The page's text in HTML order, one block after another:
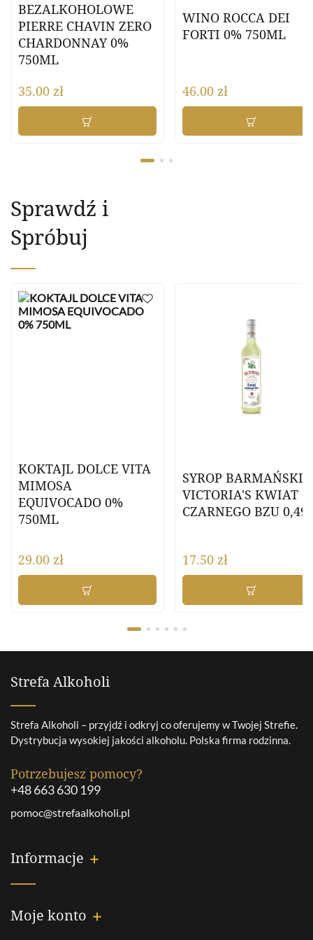
BEZALKOHOLOWE
PIERRE CHAVIN ZERO
CHARDONNAY 0%
750ML
35.00 zł
WINO ROCCA DEI
FORTI 0% 750ML
46.00 zł
Sprawdź i
Spróbuj
KOKTAJL DOLCE VITA
MIMOSA
EQUIVOCADO 0%
750ML
29.00 zł
SYROP BARMAŃSKI
VICTORIA'S KWIAT
CZARNEGO BZU
17.50 zł
Strefa Alkoholi
Strefa Alkoholi – przyjdź i odkryj co oferujemy w Twojej Strefie.
Dystrybucja wysokiej jakości alkoholu. Polska firma rodzinna.
Potrzebujesz pomocy?
+48 663 630 199
pomoc@strefaalkoholi.pl
Informacje
Moje konto